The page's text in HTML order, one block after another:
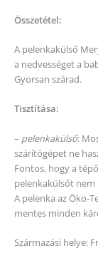
Összetétel:
A pelenkakülső
a nedvességet a
Gyorsan szárad.
Tisztítása:
– pelenkakülső:
szárítógépet ne
Fontos, hogy a
pelenkakülsőt nem
A pelenka az Öko-
mentes minden
Származási helye: